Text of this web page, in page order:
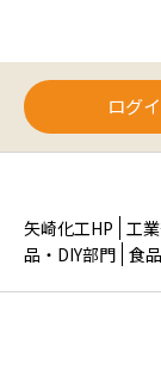
ログ
矢崎化工HP 工
品・DIY部門 食